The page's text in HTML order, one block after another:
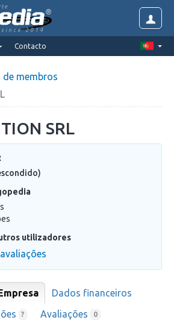
since 2014
Contacto
membros
SRL
utilizadores
Dados financeiros
? Avaliações 0